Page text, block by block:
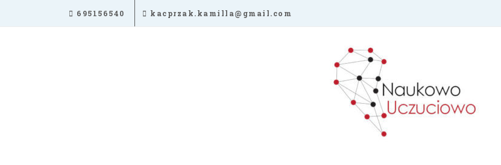
695156540 kacprzak.kamilla@gmail.com